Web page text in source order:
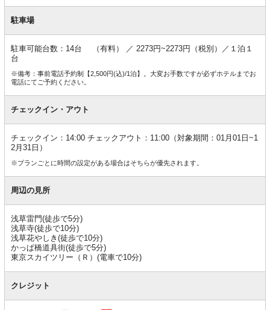
駐車場
駐車可能台数：14台 （有料） ／ 2273円~2273円（税別）／１泊１
台
※備考：事前電話予約制【2,500円(込)/1泊】。大変お手数ですが必ずホテルまでお
電話にてご予約ください。
チェックイン・アウト
チェックイン：14:00 チェックアウト：11:00（対象期間：01月01日~1
2月31日）
※プランごとに時間の設定がある場合はそちらが優先されます。
周辺の見所
浅草雷門(徒歩で5分)
浅草寺(徒歩で10分)
浅草花やしき(徒歩で10分)
かっぱ橋道具街(徒歩で5分)
東京スカイツリー（Ｒ）(電車で10分)
クレジット